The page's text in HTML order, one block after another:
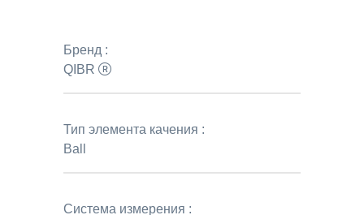
Бренд :
QIBR
Тип элемента качения :
Ball
Система измерения :